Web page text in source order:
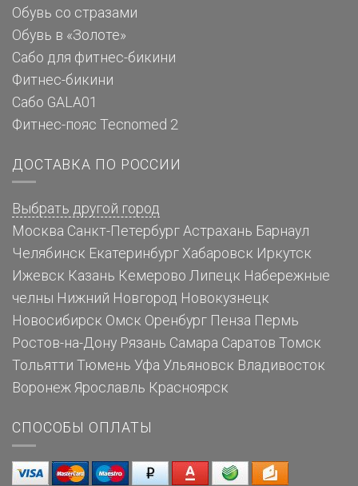
Обувь со стразами
Обувь в «Золоте»
Сабо для фитнес-бикини
Фитнес-бикини
Сабо GALA01
Фитнес-пояс Tecnomed 2
ДОСТАВКА ПО РОССИИ
Выбрать другой город
Москва Санкт-Петербург Астрахань Барнаул
Челябинск Екатеринбург Хабаровск Иркутск
Ижевск Казань Кемерово Липецк Набережные
челны Нижний Новгород Новокузнецк
Новосибирск Омск Оренбург Пенза Пермь
Ростов-на-Дону Рязань Самара Саратов Томск
Тольятти Тюмень Уфа Ульяновск Владивосток
Воронеж Ярославль Красноярск
СПОСОБЫ ОПЛАТЫ